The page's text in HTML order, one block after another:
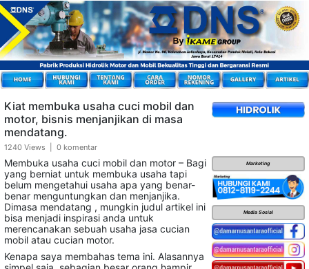
Kiat membuka usaha cuci mobil dan
motor, bisnis menjanjikan di masa
mendatang.
1240 Views | 0 komentar
Membuka usaha cuci mobil dan motor – Bagi
yang berniat untuk membuka usaha tapi
belum mengetahui usaha apa yang benar-
benar menguntungkan dan menjanjika.
Dimasa mendatang , mungkin judul artikel ini
bisa menjadi inspirasi anda untuk
merencanakan sebuah usaha jasa cucian
mobil atau cucian motor.
Kenapa saya membahas tema ini. Alasannya
Marketing
Media Sosial